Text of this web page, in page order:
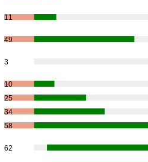
11
49
3
10
25
34
58
62